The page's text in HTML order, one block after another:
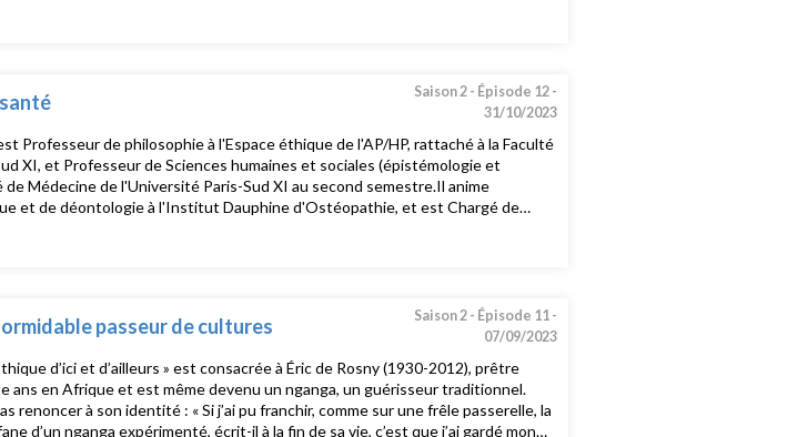
Saison 2 - Épisode 12 -
31/10/2023
Professeur de philosophie à l'Espace éthique de l'AP/HP, rattaché à la Faculté
XI, et Professeur de Sciences humaines et sociales (épistémologie et
de Médecine de l'Université Paris-Sud XI au second semestre.Il anime
et de déontologie à l'Institut Dauphine d'Ostéopathie, et est Chargé de
passeur de cultures Saison 2 - Épisode 11 -
07/09/2023
d’ici et d’ailleurs » est consacrée à Éric de Rosny (1930-2012), prêtre
ans en Afrique et est même devenu un nganga, un guérisseur traditionnel.
renoncer à son identité : « Si j’ai pu franchir, comme sur une frêle passerelle, la
d’un nganga expérimenté, écrit-il à la fin de sa vie, c’est que j’ai gardé mon